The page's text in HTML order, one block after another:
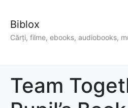
Biblox
Cărți, filme, ebooks, audiobooks,
Team